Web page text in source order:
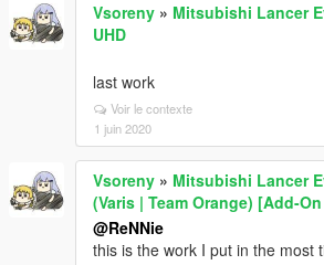
Vsoreny » Mitsubishi Lancer
UHD
last work
Voir le contexte
1 juin 2020
Vsoreny » Mitsubishi Lancer
(Varis | Team Orange) [Add-
@ReNNie
this is the work I put in the most